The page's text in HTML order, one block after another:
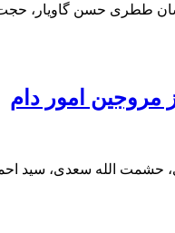
ططری حسن گاویار،
مروجین امور دام
الله سعدی، سید